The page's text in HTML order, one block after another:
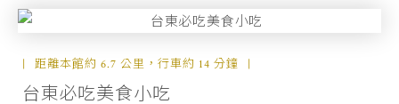
距離本館約 6.7 公里，行車約 14 分鐘
台東必吃美食小吃